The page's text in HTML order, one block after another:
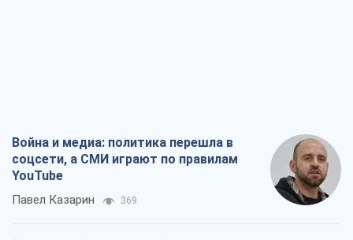
Война и медиа: политика перешла в
соцсети, а СМИ играют по правилам
YouTube
Павел Казарин 369